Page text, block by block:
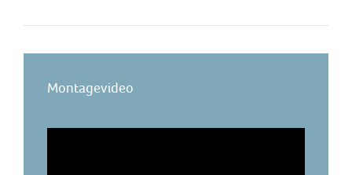
Montagevideo